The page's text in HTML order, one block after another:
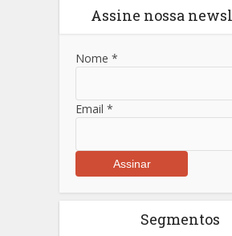
Assine nossa
Nome *
Email *
Segmentos